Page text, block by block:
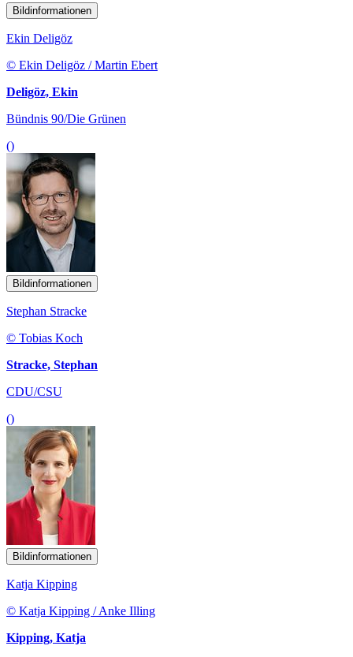
Bildinformationen
Ekin Deligöz
© Ekin Deligöz / Martin Ebert
Deligöz, Ekin
Bündnis 90/Die Grünen
()
Bildinformationen
Stephan Stracke
© Tobias Koch
Stracke, Stephan
CDU/CSU
()
Bildinformationen
Katja Kipping
© Katja Kipping / Anke Illing
Kipping, Katja